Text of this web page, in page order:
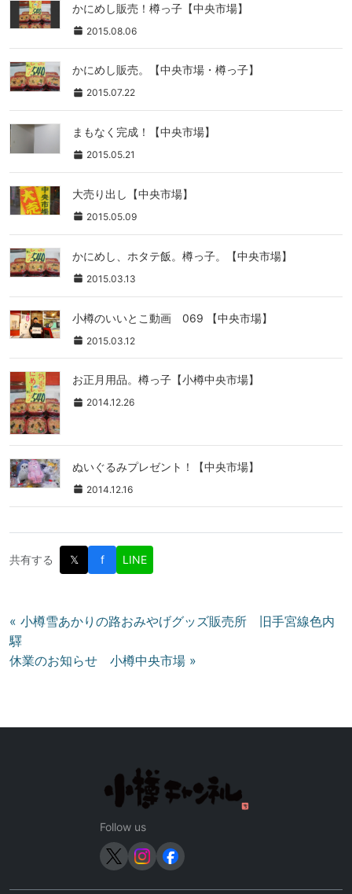
かにめし販売！樽っ子【中央市場】
2015.08.06
かにめし販売。【中央市場・樽っ子】
2015.07.22
まもなく完成！【中央市場】
2015.05.21
大売り出し【中央市場】
2015.05.09
かにめし、ホタテ飯。樽っ子。【中央市場】
2015.03.13
小樽のいいとこ動画 069 【中央市場】
2015.03.12
お正月用品。樽っ子【小樽中央市場】
2014.12.26
ぬいぐるみプレゼント！【中央市場】
2014.12.16
共有する 𝕏 f LINE
投
稿
ナ
« 小樽雪あかりの路おみやげグッズ販売所 旧手宮線色内
驛
休業のお知らせ 小樽中央市場 »
Follow us